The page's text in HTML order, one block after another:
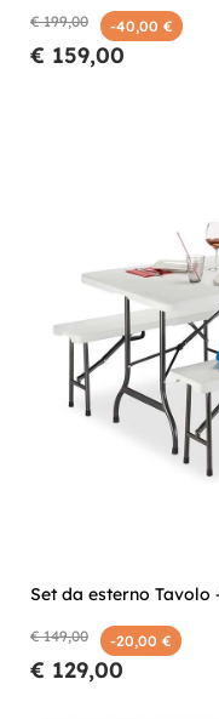
€ 199,00 -40,00 €
€ 159,00
Set da esterno Tavolo
€ 149,00 -20,00 €
€ 129,00